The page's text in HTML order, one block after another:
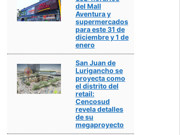
del Mall
Aventura y
supermercados
para este 31 de
diciembre y 1 de
enero
San Juan de
Lurigancho se
proyecta como
el distrito del
retail:
Cencosud
revela detalles
de su
megaproyecto